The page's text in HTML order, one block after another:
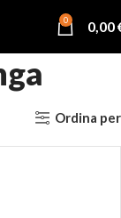
0 0,00
Ordina per